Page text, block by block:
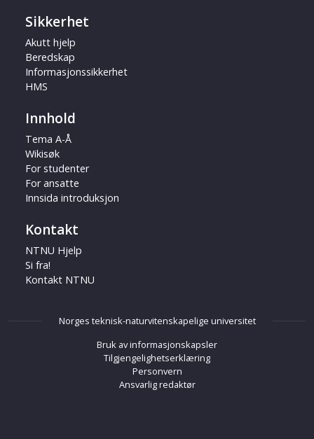
Sikkerhet
Akutt hjelp
Beredskap
Informasjonssikkerhet
HMS
Innhold
Tema A-Å
Wikisøk
For studenter
For ansatte
Innsida introduksjon
Kontakt
NTNU Hjelp
Si fra!
Kontakt NTNU
Norges teknisk-naturvitenskapelige universitet
Bruk av informasjonskapsler
Tilgjengelighetserklæring
Personvern
Ansvarlig redaktør